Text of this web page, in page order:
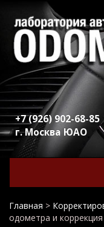
+7 (926) 902-68-85
г. Москва ЮАО
Главная >
одометра и